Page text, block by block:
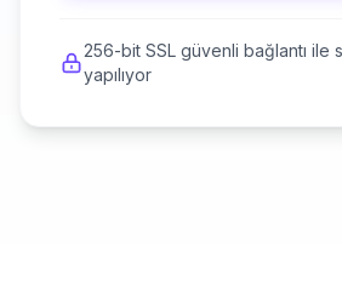
256-bit SSL güvenli bağlantı ile
yapılıyor